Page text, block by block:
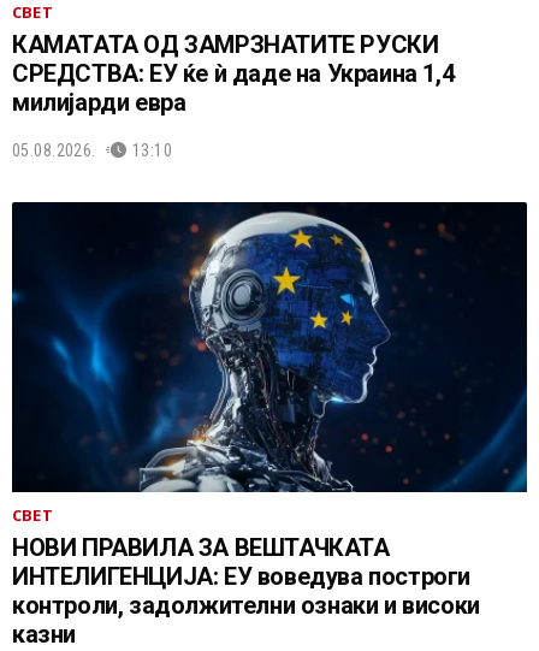
СВЕТ
КАМАТАТА ОД ЗАМРЗНАТИТЕ РУСКИ
СРЕДСТВА: ЕУ ќе ѝ даде на Украина 1,4
милијарди евра
05.08.2026. 13:10
СВЕТ
НОВИ ПРАВИЛА ЗА ВЕШТАЧКАТА
ИНТЕЛИГЕНЦИЈА: ЕУ воведува построги
контроли, задолжителни ознаки и високи
казни